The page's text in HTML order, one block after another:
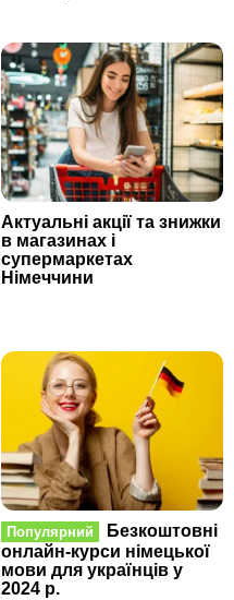
Актуальні акції та знижки
в магазинах і
супермаркетах
Німеччини
Популярний
Безкоштовні
онлайн-курси німецької
мови для українців у
2024 р.